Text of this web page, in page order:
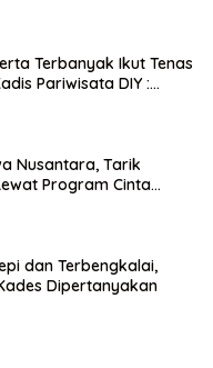
Terbanyak Ikut Tenas
Pariwisata DIY :
Nusantara, Tarik
Program Cinta
dan Terbengkalai,
Dipertanyakan